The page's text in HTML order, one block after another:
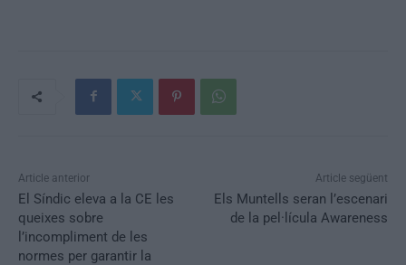
Article anterior
El Síndic eleva a la CE les
queixes sobre
l’incompliment de les
normes per garantir la
Article següent
Els Muntells seran l’escenari
de la pel·lícula Awareness